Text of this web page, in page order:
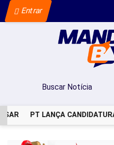
Entrar
PT LANÇA